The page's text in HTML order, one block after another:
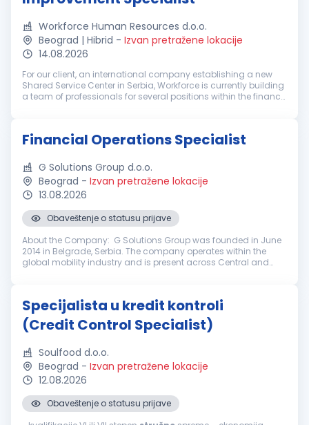
Workforce Human Resources d.o.o.
Beograd | Hibrid - Izvan pretražene lokacije
14.08.2026
For our client, an international company establishing a new
Shared Service Center in Serbia, Workforce is currently building
a team of professionals for several positions within the finance
Financial Operations Specialist
G Solutions Group d.o.o.
Beograd - Izvan pretražene lokacije
13.08.2026
Obaveštenje o statusu prijave
About the Company: G Solutions Group was founded in June
2014 in Belgrade, Serbia. The company operates within the
global mobility industry and is present across Central and
Specijalista u kredit kontroli
(Credit Control Specialist)
Soulfood d.o.o.
Beograd - Izvan pretražene lokacije
12.08.2026
Obaveštenje o statusu prijave